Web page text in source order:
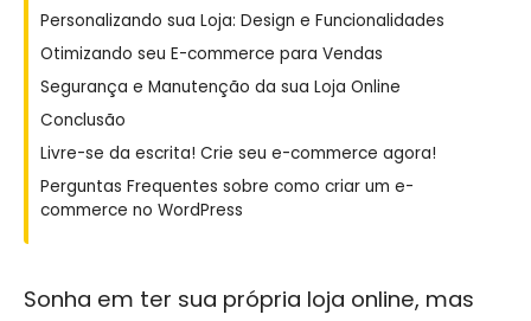
Personalizando sua Loja: Design e Funcionalidades
Otimizando seu E-commerce para Vendas
Segurança e Manutenção da sua Loja Online
Conclusão
Livre-se da escrita! Crie seu e-commerce agora!
Perguntas Frequentes sobre como criar um e-
commerce no WordPress
Sonha em ter sua própria loja online, mas